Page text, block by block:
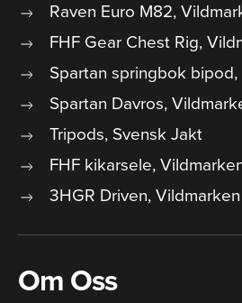
Raven Euro M82,
FHF Gear Chest Rig,
Spartan springbok
Spartan Davros,
Tripods, Svensk Jakt
FHF kikarsele,
3HGR Driven, Vildmarken
Om Oss